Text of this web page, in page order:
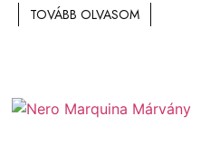
TOVÁBB OLVASOM